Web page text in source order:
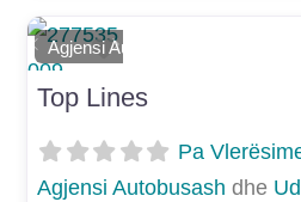
Shtoje si të
Agjensi Autobusash
E mëparshme
Më Tej
Top Lines
Pa
Agjensi Autobusash dhe